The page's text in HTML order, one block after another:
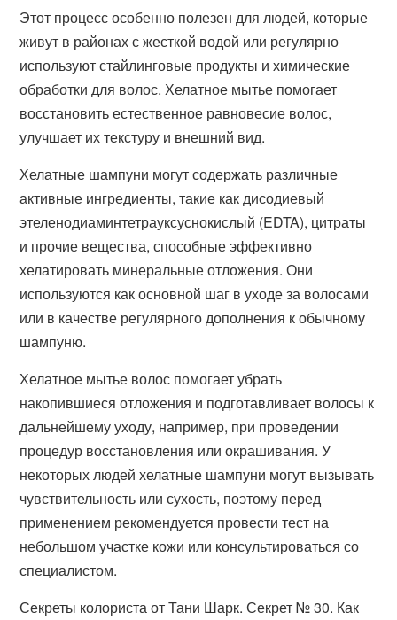
Этот процесс особенно полезен для людей, которые
живут в районах с жесткой водой или регулярно
используют стайлинговые продукты и химические
обработки для волос. Хелатное мытье помогает
восстановить естественное равновесие волос,
улучшает их текстуру и внешний вид.
Хелатные шампуни могут содержать различные
активные ингредиенты, такие как дисодиевый
этеленодиаминтетрауксуснокислый (EDTA), цитраты
и прочие вещества, способные эффективно
хелатировать минеральные отложения. Они
используются как основной шаг в уходе за волосами
или в качестве регулярного дополнения к обычному
шампуню.
Хелатное мытье волос помогает убрать
накопившиеся отложения и подготавливает волосы к
дальнейшему уходу, например, при проведении
процедур восстановления или окрашивания. У
некоторых людей хелатные шампуни могут вызывать
чувствительность или сухость, поэтому перед
применением рекомендуется провести тест на
небольшом участке кожи или консультироваться со
специалистом.
Секреты колориста от Тани Шарк. Секрет № 30. Как